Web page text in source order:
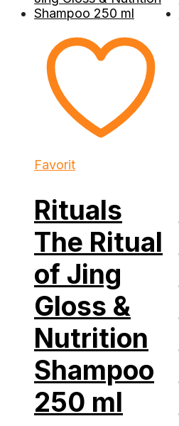
Favorit
Rituals
The Ritual
of Jing
Gloss &
Nutrition
Shampoo
250 ml